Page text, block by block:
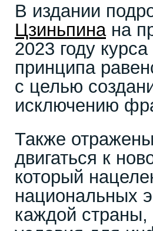
В издании
Цзиньпинана
2023 году
принципа
с целью
исключению
Также
двигаться к
который
национальных
каждой